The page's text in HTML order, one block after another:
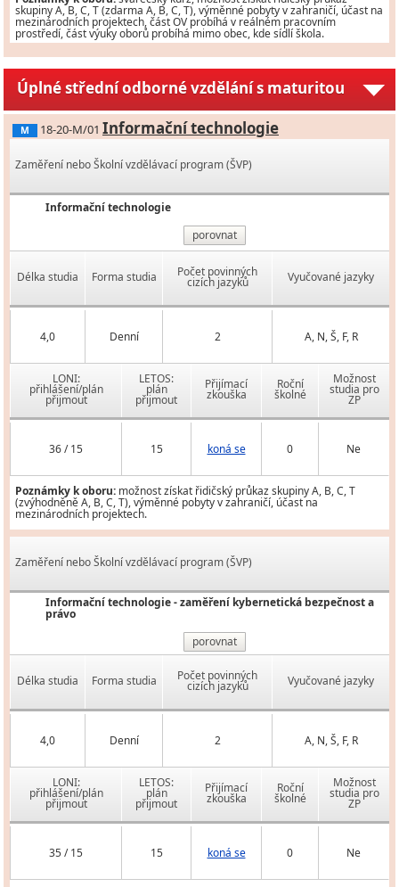
skupiny A, B, C, T (zdarma A, B, C, T), výměnné pobyty v zahraničí, účast na
mezinárodních projektech, část OV probíhá v reálném pracovním
prostředí, část výuky oborů probíhá mimo obec, kde sídlí škola.
Úplné střední odborné vzdělání s maturitou
M 18-20-M/01 Informační technologie
Zaměření nebo Školní vzdělávací program (ŠVP)
Informační technologie
porovnat
Délka studia Forma studia Počet povinných
cizích jazyků Vyučované jazyky
4,0 Denní 2 A, N, Š, F, R
LONI:
přihlášení/plán
přijmout
LETOS:
plán
přijmout
Přijímací
zkouška
Roční
školné
Možnost
studia pro
ZP
36 / 15 15 koná se 0 Ne
Poznámky k oboru: možnost získat řidičský průkaz skupiny A, B, C, T
(zvýhodněně A, B, C, T), výměnné pobyty v zahraničí, účast na
mezinárodních projektech.
Zaměření nebo Školní vzdělávací program (ŠVP)
Informační technologie - zaměření kybernetická bezpečnost a
právo
porovnat
Délka studia Forma studia Počet povinných
cizích jazyků Vyučované jazyky
4,0 Denní 2 A, N, Š, F, R
LONI:
přihlášení/plán
přijmout
LETOS:
plán
přijmout
Přijímací
zkouška
Roční
školné
Možnost
studia pro
ZP
35 / 15 15 koná se 0 Ne